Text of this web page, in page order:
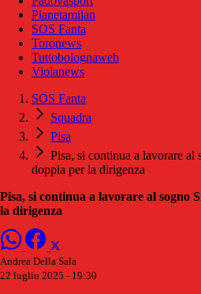
Pianetamilan
SOS Fanta
Toronews
Tuttobolognaweb
Violanews
SOS Fanta
Squadra
Pisa
Pisa, si continua a lavorare al
doppia per la dirigenza
Pisa, si continua a lavorare al sogno
la dirigenza
Andrea Della Sala
22 luglio 2025 - 19:30